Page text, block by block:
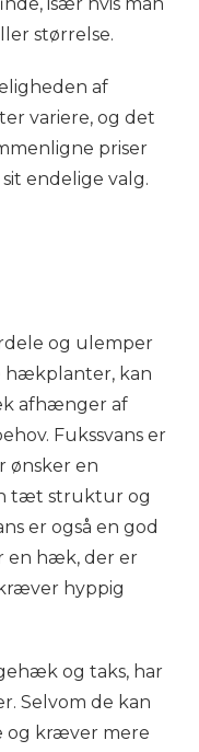
især hvis man
størrelse.
af
variere, og det
priser
endelige valg.
og ulemper
hækplanter, kan
afhænger af
Fukssvans er
ønsker en
tæt struktur og
er også en god
en hæk, der er
hyppig
og taks, har
Selvom de kan
og kræver mere